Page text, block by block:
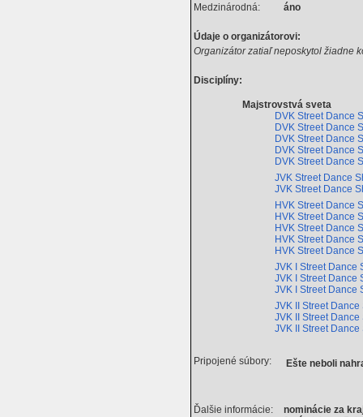
Medzinárodná:
áno
Údaje o organizátorovi:
Organizátor zatiaľ neposkytol žiadne
Disciplíny:
Majstrovstvá sveta
DVK Street Dance
DVK Street Dance
DVK Street Dance
DVK Street Dance
DVK Street Dance
JVK Street Dance
JVK Street Dance
HVK Street Dance
HVK Street Dance
HVK Street Dance
HVK Street Dance
HVK Street Dance
JVK I Street
JVK I Street
JVK I Street Dance
JVK II Street
JVK II Street
JVK II Street
Pripojené súbory: Ešte neboli
Ďalšie informácie:
nominácie za